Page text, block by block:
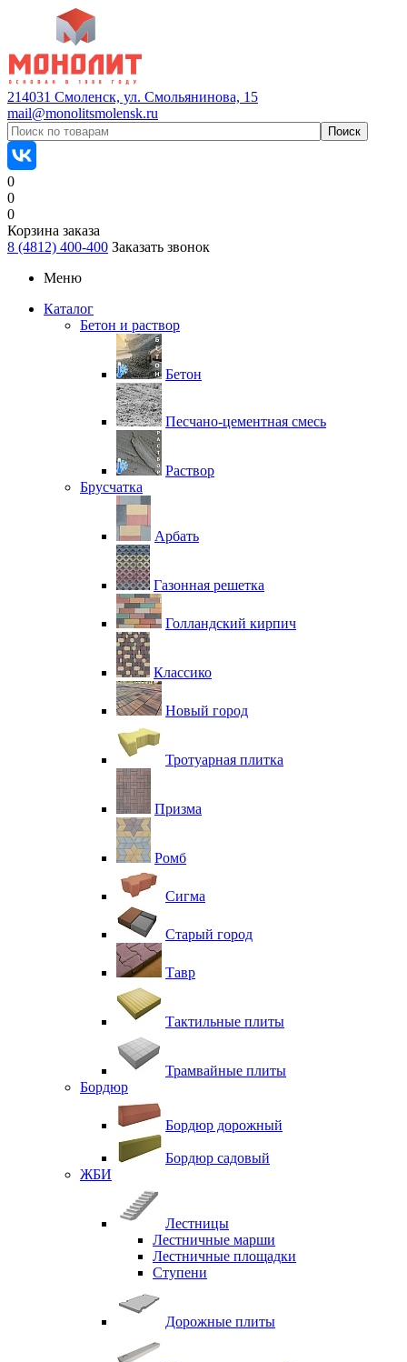
214031 Смоленск, ул. Смольянинова, 15
mail@monolitsmolensk.ru
0
0
0
Корзина заказа
8 (4812) 400-400 Заказать звонок
Меню
Каталог
Бетон и раствор
Бетон
Песчано-цементная смесь
Раствор
Брусчатка
Арбать
Газонная решетка
Голландский кирпич
Классико
Новый город
Тротуарная плитка
Призма
Ромб
Сигма
Старый город
Тавр
Тактильные плиты
Трамвайные плиты
Бордюр
Бордюр дорожный
Бордюр садовый
ЖБИ
Лестницы
Лестничные марши
Лестничные площадки
Ступени
Дорожные плиты